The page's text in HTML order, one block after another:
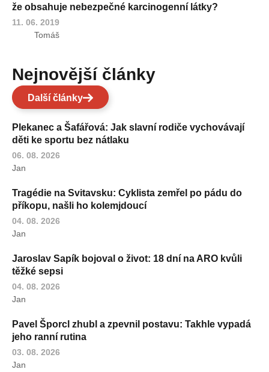
že obsahuje nebezpečné karcinogenní látky?
11. 06. 2019
Tomáš
Nejnovější články
Další články
Plekanec a Šafářová: Jak slavní rodiče vychovávají
děti ke sportu bez nátlaku
06. 08. 2026
Jan
Tragédie na Svitavsku: Cyklista zemřel po pádu do
příkopu, našli ho kolemjdoucí
04. 08. 2026
Jan
Jaroslav Sapík bojoval o život: 18 dní na ARO kvůli
těžké sepsi
04. 08. 2026
Jan
Pavel Šporcl zhubl a zpevnil postavu: Takhle vypadá
jeho ranní rutina
03. 08. 2026
Jan